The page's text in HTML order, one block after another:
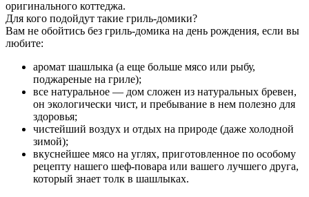
оригинального коттеджа.
Для кого подойдут такие гриль-домики?
Вам не обойтись без гриль-домика на день рождения, если вы
любите:
аромат шашлыка (а еще больше мясо или рыбу,
поджареные на гриле);
все натуральное — дом сложен из натуральных бревен,
он экологически чист, и пребывание в нем полезно для
здоровья;
чистейший воздух и отдых на природе (даже холодной
зимой);
вкуснейшее мясо на углях, приготовленное по особому
рецепту нашего шеф-повара или вашего лучшего друга,
который знает толк в шашлыках.